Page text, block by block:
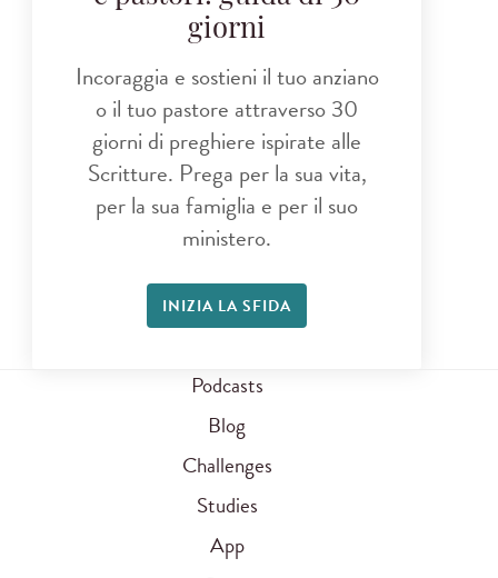
giorni
Incoraggia e sostieni il tuo anziano
o il tuo pastore attraverso 30
giorni di preghiere ispirate alle
Scritture. Prega per la sua vita,
per la sua famiglia e per il suo
ministero.
INIZIA LA SFIDA
Podcasts
Blog
Challenges
Studies
App